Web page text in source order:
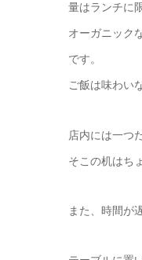
量はランチに
オーガニック
です。
ご飯は味わい
店内には一つ
そこの机はち
また、時間が